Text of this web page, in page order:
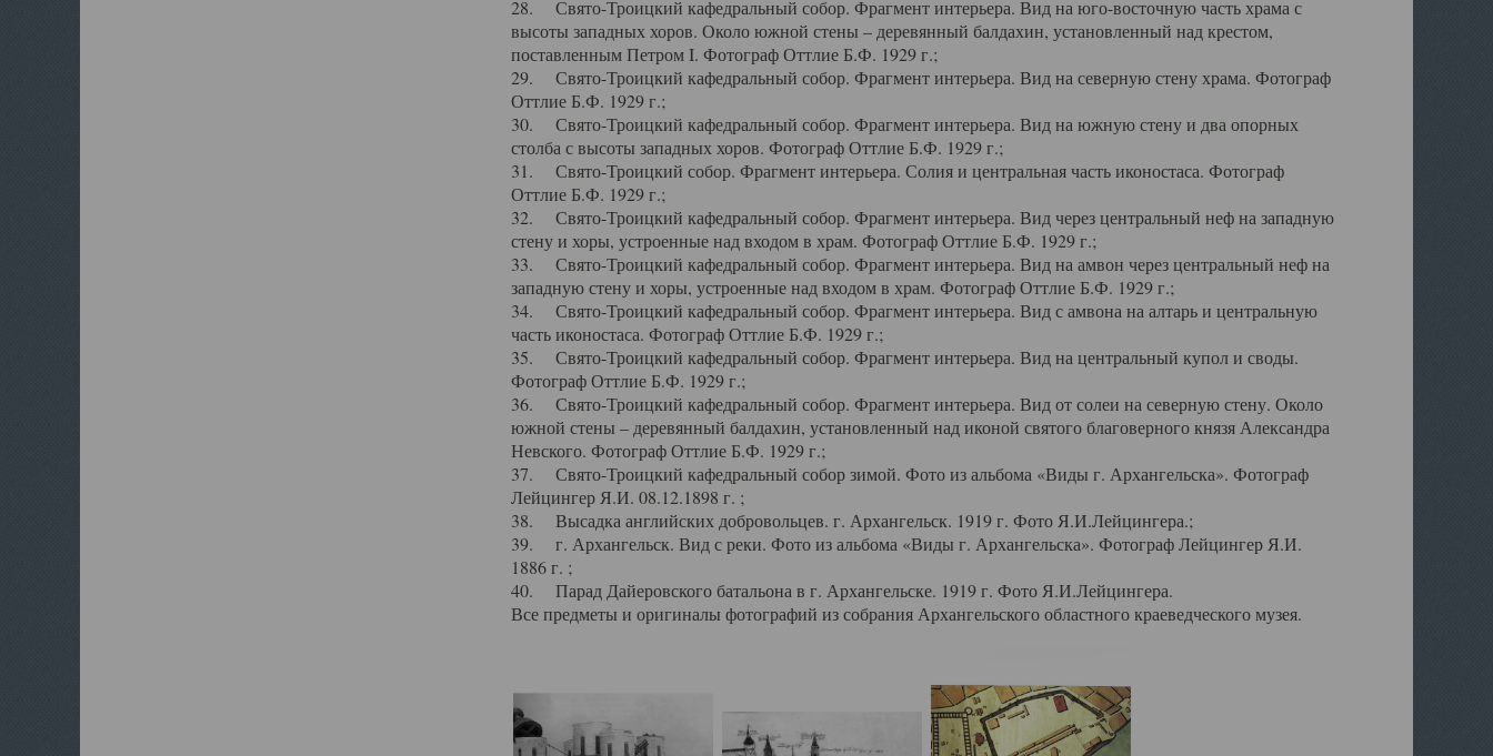
28. Свято-Троицкий кафедральный собор. Фрагмент интерьера. Вид на юго-восточную часть храма с
высоты западных хоров. Около южной стены – деревянный балдахин, установленный над крестом,
поставленным Петром I. Фотограф Оттлие Б.Ф. 1929 г.;
29. Свято-Троицкий кафедральный собор. Фрагмент интерьера. Вид на северную стену храма. Фотограф
Оттлие Б.Ф. 1929 г.;
30. Свято-Троицкий кафедральный собор. Фрагмент интерьера. Вид на южную стену и два опорных
столба с высоты западных хоров. Фотограф Оттлие Б.Ф. 1929 г.;
31. Свято-Троицкий собор. Фрагмент интерьера. Солия и центральная часть иконостаса. Фотограф
Оттлие Б.Ф. 1929 г.;
32. Свято-Троицкий кафедральный собор. Фрагмент интерьера. Вид через центральный неф на западную
стену и хоры, устроенные над входом в храм. Фотограф Оттлие Б.Ф. 1929 г.;
33. Свято-Троицкий кафедральный собор. Фрагмент интерьера. Вид на амвон через центральный неф на
западную стену и хоры, устроенные над входом в храм. Фотограф Оттлие Б.Ф. 1929 г.;
34. Свято-Троицкий кафедральный собор. Фрагмент интерьера. Вид с амвона на алтарь и центральную
часть иконостаса. Фотограф Оттлие Б.Ф. 1929 г.;
35. Свято-Троицкий кафедральный собор. Фрагмент интерьера. Вид на центральный купол и своды.
Фотограф Оттлие Б.Ф. 1929 г.;
36. Свято-Троицкий кафедральный собор. Фрагмент интерьера. Вид от солеи на северную стену. Около
южной стены – деревянный балдахин, установленный над иконой святого благоверного князя Александра
Невского. Фотограф Оттлие Б.Ф. 1929 г.;
37. Свято-Троицкий кафедральный собор зимой. Фото из альбома «Виды г. Архангельска». Фотограф
Лейцингер Я.И. 08.12.1898 г. ;
38. Высадка английских добровольцев. г. Архангельск. 1919 г. Фото Я.И.Лейцингера.;
39. г. Архангельск. Вид с реки. Фото из альбома «Виды г. Архангельска». Фотограф Лейцингер Я.И.
1886 г. ;
40. Парад Дайеровского батальона в г. Архангельске. 1919 г. Фото Я.И.Лейцингера.
Все предметы и оригиналы фотографий из собрания Архангельского областного краеведческого музея.